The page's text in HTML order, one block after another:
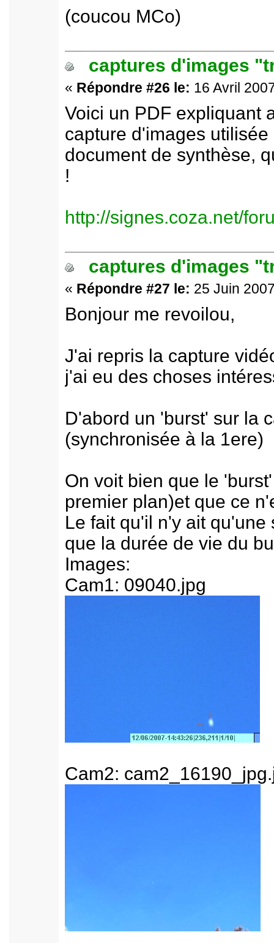
(coucou MCo)
captures d'images
« Répondre #26 le: 16 Avril
Voici un PDF expliquant
capture d'images
document de synthèse,
!
http://signes.coza.net/
captures d'images
« Répondre #27 le: 25 Juin
Bonjour me revoilou,
J'ai repris la capture
j'ai eu des choses
D'abord un 'burst' sur la
(synchronisée à la 1ere)
On voit bien que le
premier plan)et que ce
Le fait qu'il n'y ait
que la durée de vie du
Images:
Cam1: 09040.jpg
Cam2: